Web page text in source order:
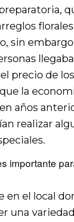
sin
precio de
la
años
realizar
importante
en el local
una